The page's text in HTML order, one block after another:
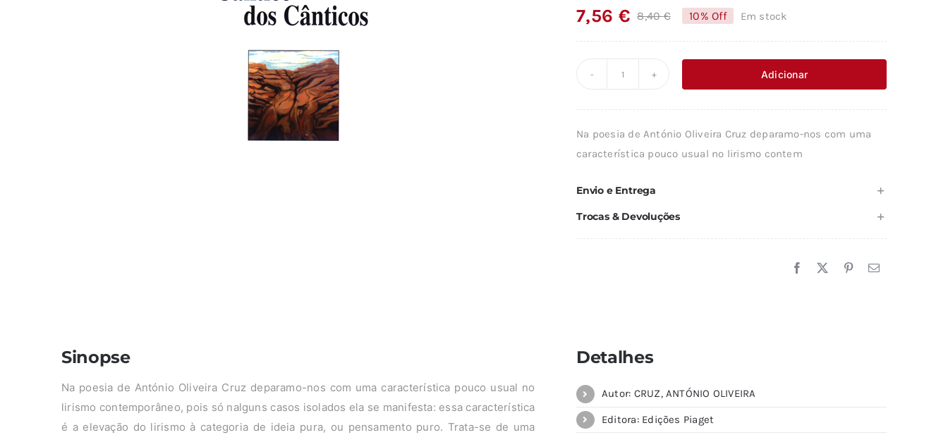
8,40€O
era:
7,56 €
O
é:
10% Off Em stock
AMIGO
/
Adicionar
Na poesia de António Oliveira Cruz deparamo-nos com uma
característica pouco usual no lirismo contem
Envio e Entrega
Trocas & Devoluções
Sinopse
Na poesia de António Oliveira Cruz deparamo-nos com uma característica pouco usual no
lirismo contemporâneo, pois só nalguns casos isolados ela se manifesta: essa característica
é a elevação do lirismo à categoria de ideia pura, ou pensamento puro. Trata-se de uma
Detalhes
Autor: CRUZ, ANTÓNIO OLIVEIRA
Editora: Edições Piaget